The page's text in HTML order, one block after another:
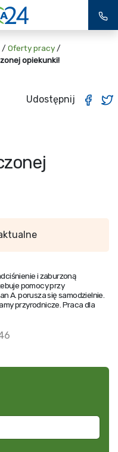
/ Oferty pracy /
opiekunki!
Udostępnij
i zaburzoną
pomocy przy
A. porusza się samodzielnie.
przyrodnicze. Praca dla